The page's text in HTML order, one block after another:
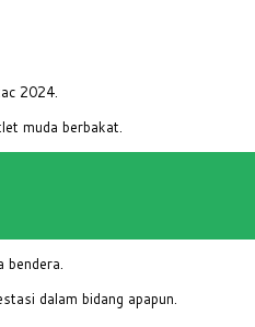
2024.
muda berbakat.
bendera.
dalam bidang apapun.